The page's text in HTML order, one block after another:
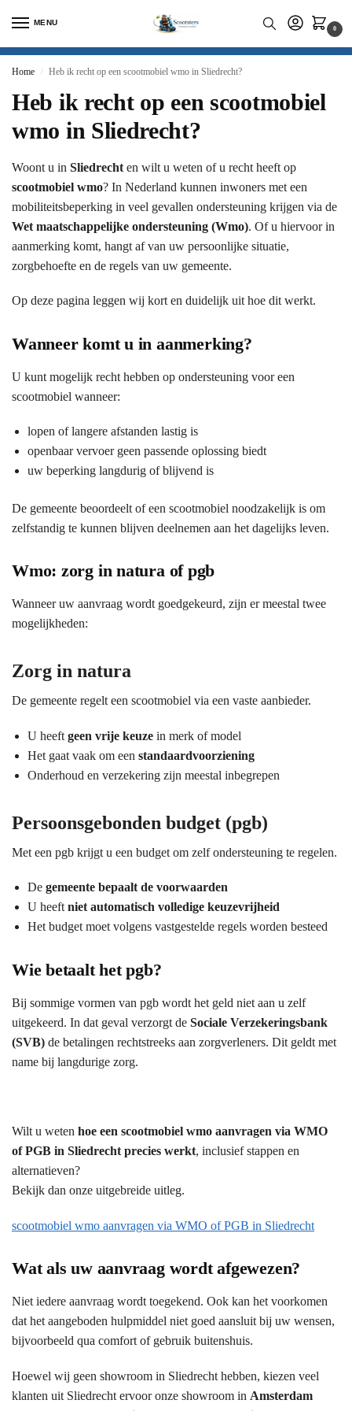
MENU
0
Home / Heb ik recht op een scootmobiel wmo in Sliedrecht?
Heb ik recht op een scootmobiel
wmo in Sliedrecht?
Woont u in Sliedrecht en wilt u weten of u recht heeft op
scootmobiel wmo? In Nederland kunnen inwoners met een
mobiliteitsbeperking in veel gevallen ondersteuning krijgen via de
Wet maatschappelijke ondersteuning (Wmo). Of u hiervoor in
aanmerking komt, hangt af van uw persoonlijke situatie,
zorgbehoefte en de regels van uw gemeente.
Op deze pagina leggen wij kort en duidelijk uit hoe dit werkt.
Wanneer komt u in aanmerking?
U kunt mogelijk recht hebben op ondersteuning voor een
scootmobiel wanneer:
lopen of langere afstanden lastig is
openbaar vervoer geen passende oplossing biedt
uw beperking langdurig of blijvend is
De gemeente beoordeelt of een scootmobiel noodzakelijk is om
zelfstandig te kunnen blijven deelnemen aan het dagelijks leven.
Wmo: zorg in natura of pgb
Wanneer uw aanvraag wordt goedgekeurd, zijn er meestal twee
mogelijkheden:
Zorg in natura
De gemeente regelt een scootmobiel via een vaste aanbieder.
U heeft geen vrije keuze in merk of model
Het gaat vaak om een standaardvoorziening
Onderhoud en verzekering zijn meestal inbegrepen
Persoonsgebonden budget (pgb)
Met een pgb krijgt u een budget om zelf ondersteuning te regelen.
De gemeente bepaalt de voorwaarden
U heeft niet automatisch volledige keuzevrijheid
Het budget moet volgens vastgestelde regels worden besteed
Wie betaalt het pgb?
Bij sommige vormen van pgb wordt het geld niet aan u zelf
uitgekeerd. In dat geval verzorgt de Sociale Verzekeringsbank
(SVB) de betalingen rechtstreeks aan zorgverleners. Dit geldt met
name bij langdurige zorg.
Wilt u weten hoe een scootmobiel wmo aanvragen via WMO
of PGB in Sliedrecht precies werkt, inclusief stappen en
alternatieven?
Bekijk dan onze uitgebreide uitleg.
scootmobiel wmo aanvragen via WMO of PGB in Sliedrecht
Wat als uw aanvraag wordt afgewezen?
Niet iedere aanvraag wordt toegekend. Ook kan het voorkomen
dat het aangeboden hulpmiddel niet goed aansluit bij uw wensen,
bijvoorbeeld qua comfort of gebruik buitenshuis.
Hoewel wij geen showroom in Sliedrecht hebben, kiezen veel
klanten uit Sliedrecht ervoor onze showroom in Amsterdam